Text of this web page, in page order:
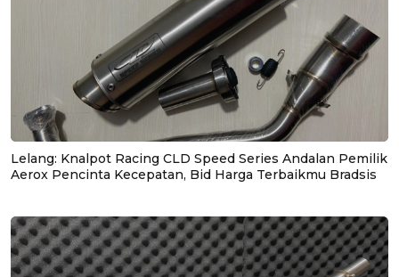
Lelang: Knalpot Racing CLD Speed Series Andalan Pemilik
Aerox Pencinta Kecepatan, Bid Harga Terbaikmu Bradsis